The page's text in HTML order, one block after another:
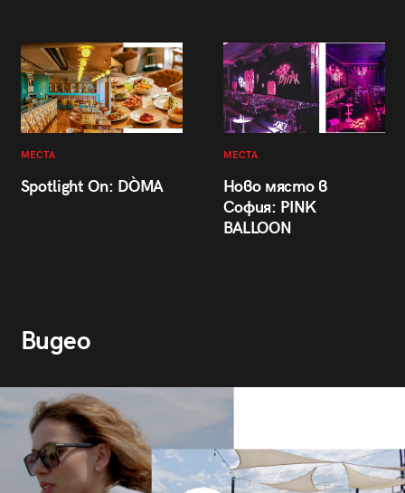
МЕСТА
Spotlight On: DÒMA
МЕСТА
Ново място в
София: PINK
BALLOON
Видео